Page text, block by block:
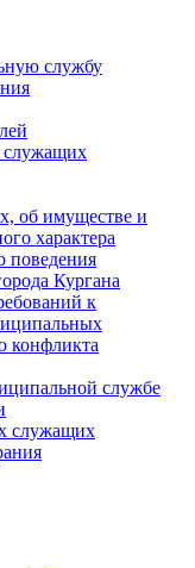
службу
служащих
об имуществе и
характера
поведения
Кургана
к
конфликта
службе
служащих